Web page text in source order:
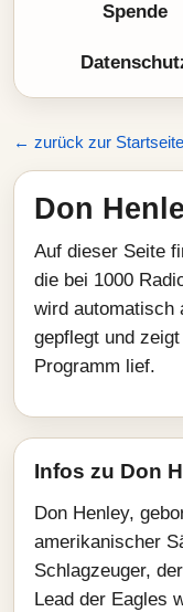
Spende
← zurück zur Startseite
Don
Auf dieser Seite
die bei 1000
wird automatisch
gepflegt und
Programm lief.
Infos zu Don
Don Henley,
amerikanischer
Schlagzeuger,
Lead der Eagles